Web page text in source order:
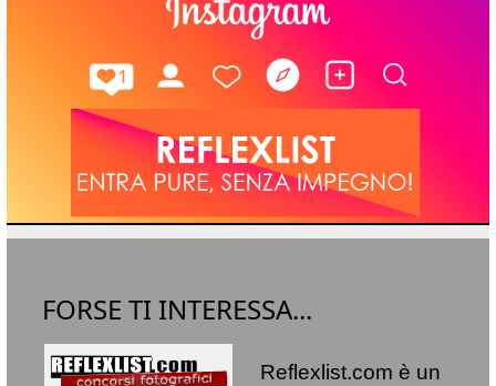
FORSE TI INTERESSA...
Reflexlist.com è un